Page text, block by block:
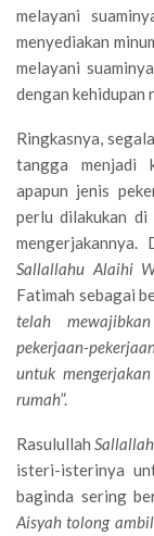
melayani
menyediakan
melayani
dengan kehidupan
Ringkasnya,
tangga menjadi
apapun jenis
perlu dilakukan di
mengerjakannya.
Sallallahu Alaihi
Fatimah sebagai
telah
pekerjaan-
untuk
rumah”.
Rasulullah
isteri-isterinya
baginda sering
Aisyah tolong